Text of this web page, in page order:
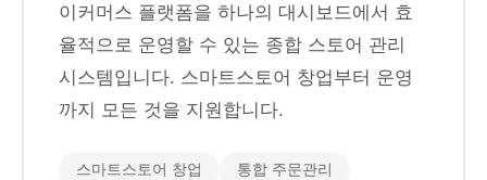
이커머스 플랫폼을 하나의 대시보드에서 효
율적으로 운영할 수 있는 종합 스토어 관리
시스템입니다. 스마트스토어 창업부터 운영
까지 모든 것을 지원합니다.
스마트스토어 창업 통합 주문관리